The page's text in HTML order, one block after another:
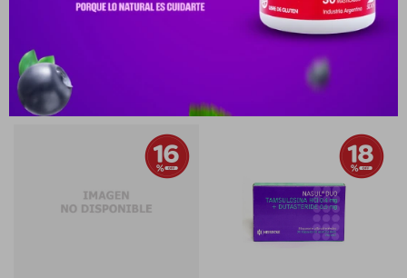
Productos que te pueden interesar